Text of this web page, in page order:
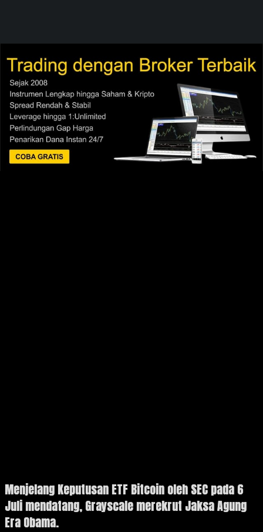
Menjelang Keputusan ETF Bitcoin oleh SEC pada 6
Juli mendatang, Grayscale merekrut Jaksa Agung
Era Obama.